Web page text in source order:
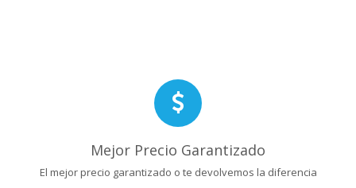
Mejor Precio Garantizado
El mejor precio garantizado o te devolvemos la diferencia